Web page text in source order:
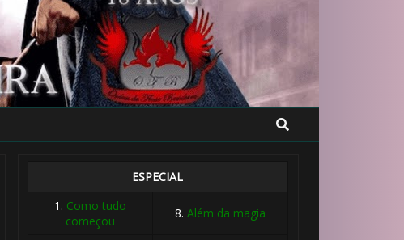
ESPECIAL
1. Como tudo
começou
8. Além da magia